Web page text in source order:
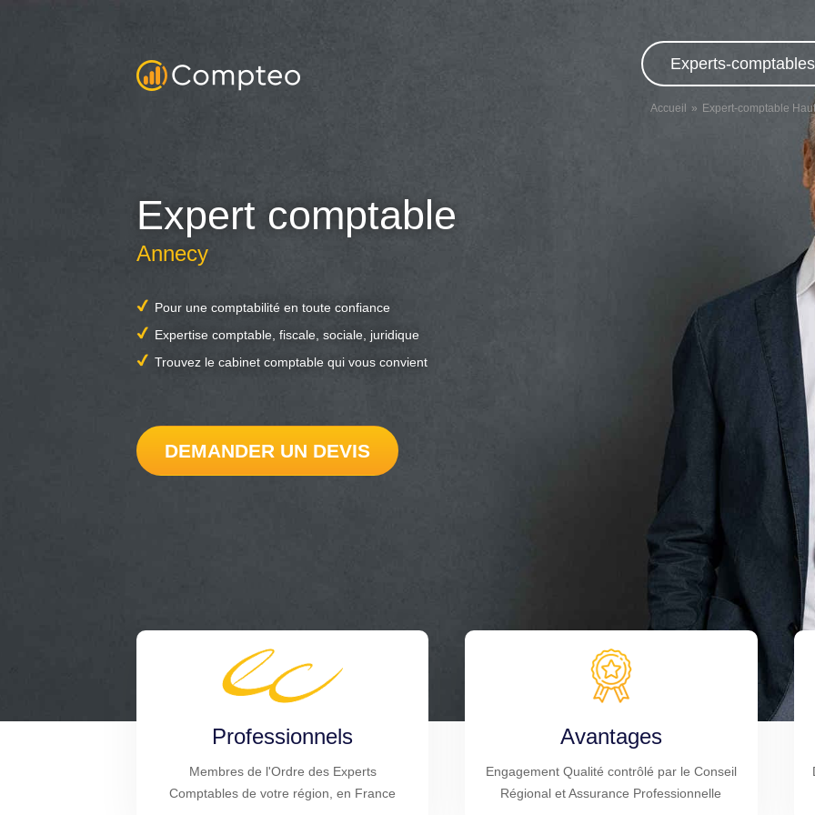
Experts-
Accueil Expert-comptable
Expert comptable
Annecy
Pour une comptabilité en toute confiance
Expertise comptable, fiscale, sociale, juridique
Trouvez le cabinet comptable qui vous convient
DEMANDER UN DEVIS
Professionnels
Membres de l'Ordre des Experts
Comptables de votre région, en France
Avantages
Engagement Qualité contrôlé par le Conseil
Régional et Assurance Professionnelle